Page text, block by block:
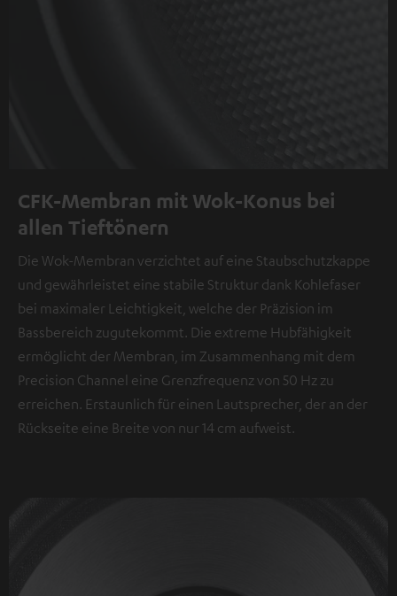
CFK-Membran mit Wok-Konus bei
allen Tieftönern
Die Wok-Membran verzichtet auf eine Staubschutzkappe
und gewährleistet eine stabile Struktur dank Kohlefaser
bei maximaler Leichtigkeit, welche der Präzision im
Bassbereich zugutekommt. Die extreme Hubfähigkeit
ermöglicht der Membran, im Zusammenhang mit dem
Precision Channel eine Grenzfrequenz von 50 Hz zu
erreichen. Erstaunlich für einen Lautsprecher, der an der
Rückseite eine Breite von nur 14 cm aufweist.